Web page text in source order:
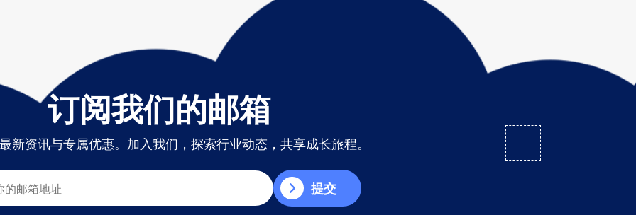
订阅我们的邮箱
新资讯与专属优惠。加入我们，探索行业动态，共享成长旅程。
提交